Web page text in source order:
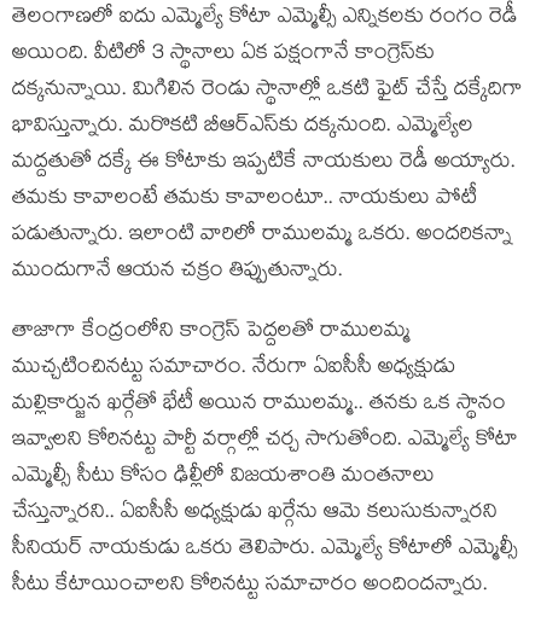
తెలంగాణ‌లో ఐదు ఎమ్మెల్యే కోటా ఎమ్మెల్సీ ఎన్నిక‌ల‌కు రంగం రెడీ
అయింది. వీటిలో 3 స్థానాలు ఏక ప‌క్షంగానే కాంగ్రెస్‌కు
ద‌క్క‌నున్నాయి. మిగిలిన రెండు స్థానాల్లో ఒక‌టి ఫైట్ చేస్తే దక్కేదిగా
భావిస్తున్నారు. మ‌రొక‌టి బీఆర్ఎస్‌కు దక్క‌నుంది. ఎమ్మెల్యేల
మ‌ద్ద‌తుతో ద‌క్కే ఈ కోటాకు ఇప్ప‌టికే నాయ‌కులు రెడీ అయ్యారు.
త‌మ‌కు కావాలంటే త‌మ‌కు కావాలంటూ.. నాయ‌కులు పోటీ
ప‌డుతున్నారు. ఇలాంటి వారిలో రాముల‌మ్మ ఒక‌రు. అంద‌రిక‌న్నా
ముందుగానే ఆయ‌న చ‌క్రం తిప్పుతున్నారు.
తాజాగా కేంద్రంలోని కాంగ్రెస్ పెద్ద‌ల‌తో రాముల‌మ్మ
ముచ్చ‌టించిన‌ట్టు స‌మాచారం. నేరుగా ఏఐసీసీ అధ్య‌క్షుడు
మల్లికార్జున ఖర్గేతో భేటీ అయిన రాములమ్మ‌.. త‌న‌కు ఒక స్థానం
ఇవ్వాల‌ని కోరిన‌ట్టు పార్టీ వ‌ర్గాల్లో చ‌ర్చ సాగుతోంది. ఎమ్మెల్యే కోటా
ఎమ్మెల్సీ సీటు కోసం ఢిల్లీలో విజయశాంతి మంతనాలు
చేస్తున్నార‌ని.. ఏఐసీసీ అధ్యక్షుడు ఖర్గేను ఆమె క‌లుసుకున్నార‌ని
సీనియ‌ర్ నాయ‌కుడు ఒక‌రు తెలిపారు. ఎమ్మెల్యే కోటాలో ఎమ్మెల్సీ
సీటు కేటాయించాలని కోరినట్టు స‌మాచారం అందింద‌న్నారు.